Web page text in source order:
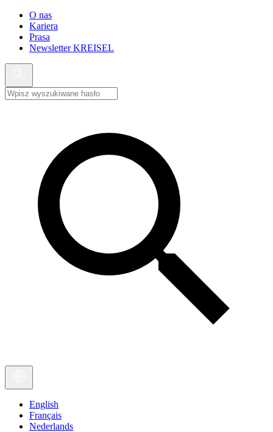
O nas
Kariera
Prasa
Newsletter KREISEL
English
Français
Nederlands